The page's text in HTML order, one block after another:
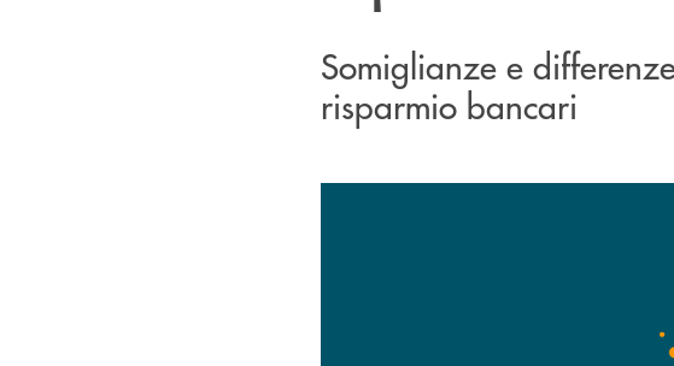
Somiglianze e
risparmio bancari